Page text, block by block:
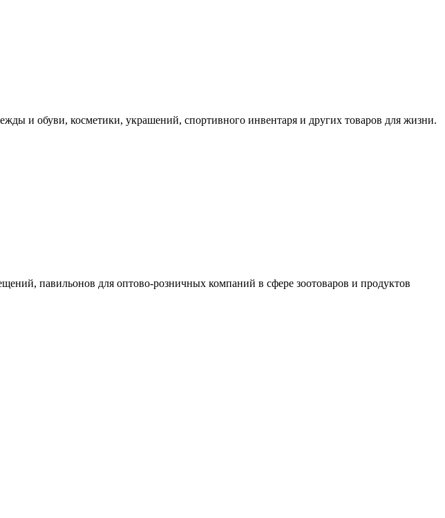
и обуви, косметики, украшений, спортивного инвентаря и других товаров для жизни.
павильонов для оптово-розничных компаний в сфере зоотоваров и продуктов